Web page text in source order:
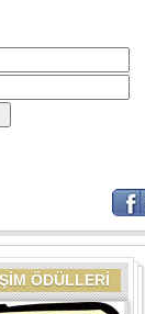
ÖDÜLLERİ